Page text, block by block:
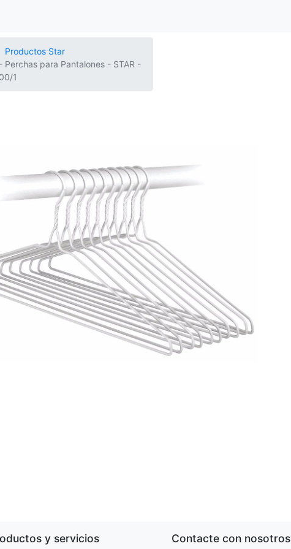
Productos Star
Perchas para Pantalones - STAR -
1
y servicios Contacte con nosotros